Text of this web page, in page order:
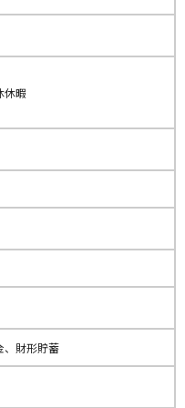
休暇
、財形貯蓄